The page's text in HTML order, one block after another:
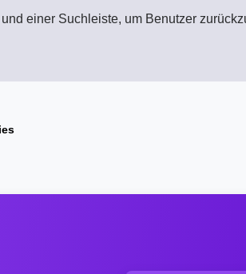
einer Suchleiste, um Benutzer